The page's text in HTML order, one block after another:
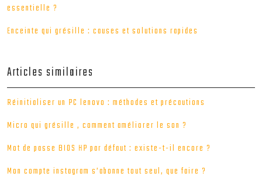
essentielle ?
Enceinte qui grésille : causes et solutions rapides
Articles similaires
Réinitialiser un PC lenovo : méthodes et précautions
Micro qui grésille , comment améliorer le son ?
Mot de passe BIOS HP par défaut : existe-t-il encore ?
Mon compte instagram s’abonne tout seul, que faire ?